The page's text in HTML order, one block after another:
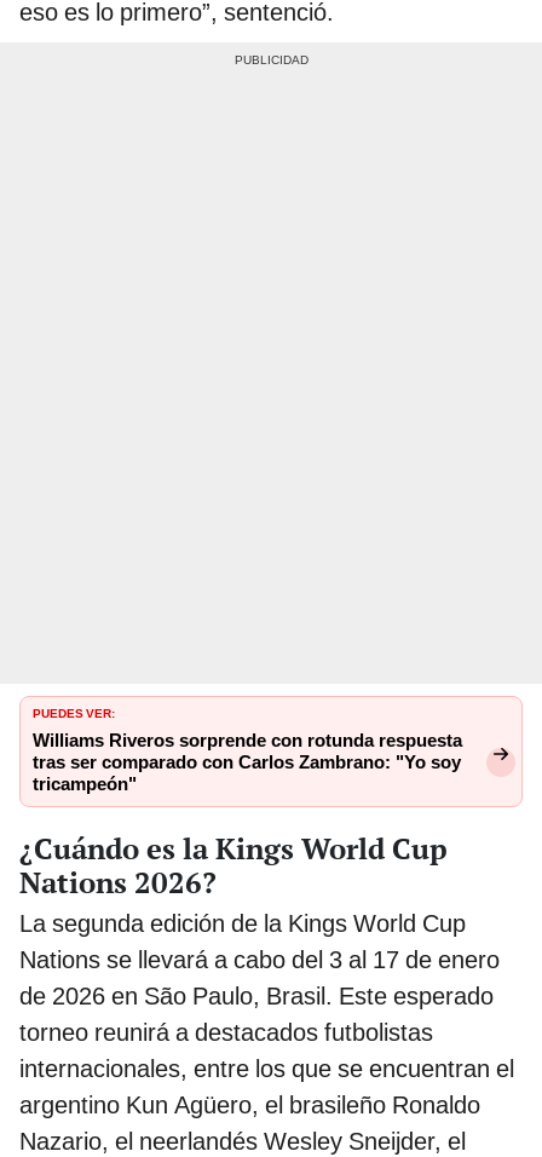
eso es lo primero”, sentenció.
PUEDES VER:
Williams Riveros sorprende con rotunda respuesta
tras ser comparado con Carlos Zambrano: "Yo soy
tricampeón"
¿Cuándo es la Kings World Cup
Nations 2026?
La segunda edición de la Kings World Cup
Nations se llevará a cabo del 3 al 17 de enero
de 2026 en São Paulo, Brasil. Este esperado
torneo reunirá a destacados futbolistas
internacionales, entre los que se encuentran el
argentino Kun Agüero, el brasileño Ronaldo
Nazario, el neerlandés Wesley Sneijder, el